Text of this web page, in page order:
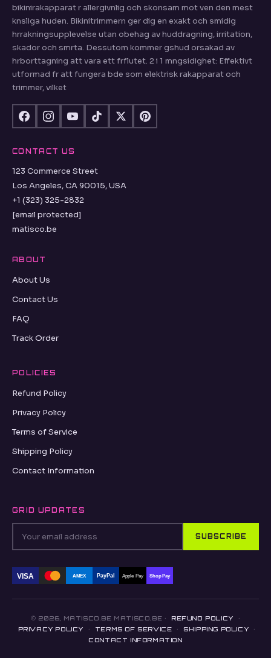
bikinirakapparat r allergivnlig och skonsam mot ven den mest
knsliga huden. Bikinitrimmern ger dig en exakt och smidig
hrrakningsupplevelse utan obehag av huddragning, irritation,
skador och smrta. Dessutom kommer gshud orsakad av
hrborttagning att vara ett frflutet. 2 i 1 mngsidighet: Effektivt
utformad fr att fungera bde som elektrisk rakapparat och
trimmer, vilket
CONTACT US
123 Commerce Street
Los Angeles, CA 90015, USA
+1 (323) 325-2832
[email protected]
matisco.be
ABOUT
About Us
Contact Us
FAQ
Track Order
POLICIES
Refund Policy
Privacy Policy
Terms of Service
Shipping Policy
Contact Information
GRID UPDATES
SUBSCRIBE
VISA AMEX PayPal Apple Pay Shop Pay
© 2026, MATISCO.BE MATISCO.BE · REFUND POLICY
·
PRIVACY POLICY
· TERMS OF SERVICE · SHIPPING POLICY
·
CONTACT INFORMATION